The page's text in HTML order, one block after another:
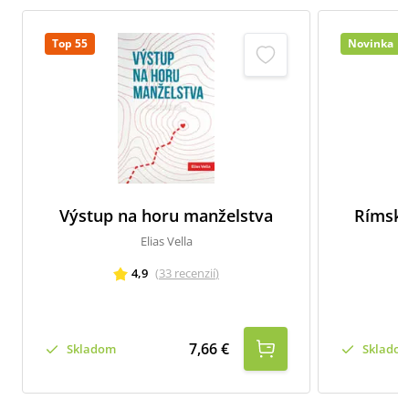
Top 55
Výstup na horu manželstva
Elias Vella
4,9 (33 recenzií)
Skladom 7,66 €
Novinka